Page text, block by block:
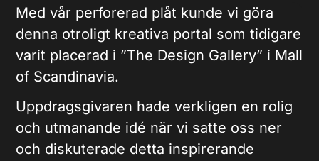
Med vår perforerad plåt kunde vi göra
denna otroligt kreativa portal som tidigare
varit placerad i ”The Design Gallery” i Mall
of Scandinavia.
Uppdragsgivaren hade verkligen en rolig
och utmanande idé när vi satte oss ner
och diskuterade detta inspirerande